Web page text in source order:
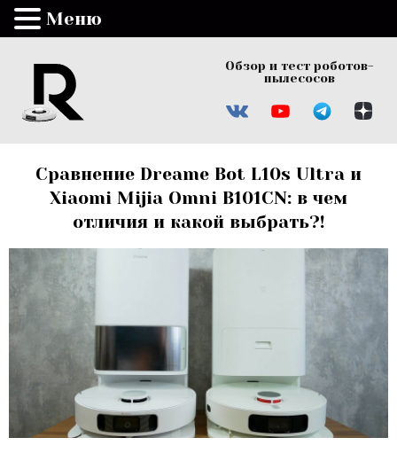
Обзор и тест роботов-
пылесосов
Сравнение Dreame Bot L10s Ultra и
Xiaomi Mijia Omni B101CN: в чем
отличия и какой выбрать?!
Меню